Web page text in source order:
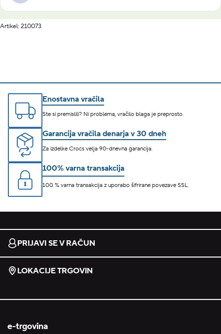
Artikel: 210073
Enostavna vračila
Ste si premislili? Ni problema, vračilo blaga je preprosto.
Garancija vračila denarja v 30 dneh
Za izdelke Crocs velja 90-dnevna garancija.
100% varna transakcija
100 % varna transakcija z uporabo šifrirane povezave SSL.
PRIJAVI SE V RAČUN
LOKACIJE TRGOVIN
e-trgovina